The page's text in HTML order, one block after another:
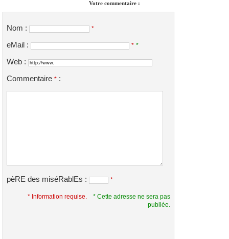
Votre commentaire :
Nom : *
eMail : * *
Web :
Commentaire * :
pèRE des miséRablEs : *
* Information requise.
* Cette adresse ne sera pas
publiée.